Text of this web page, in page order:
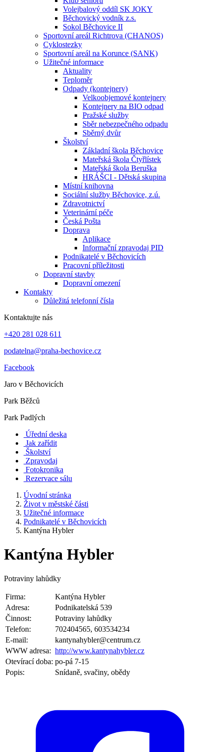
Volejbalový oddíl SK JOKY
Běchovický vodník z.s.
Sokol Běchovice II
Sportovní areál Richtrova (CHANOS)
Cyklostezky
Sportovní areál na Korunce (SANK)
Užitečné informace
Aktuality
Teploměr
Odpady (kontejnery)
Velkoobjemové kontejnery
Kontejnery na BIO odpad
Pražské služby
Sběr nebezpečného odpadu
Sběrný dvůr
Školství
Základní škola Běchovice
Mateřská škola Čtyřlístek
Mateřská škola Beruška
HRÁŠCI - Dětská skupina
Místní knihovna
Sociální služby Běchovice, z.ú.
Zdravotnictví
Veterinární péče
Česká Pošta
Doprava
Aplikace
Informační zpravodaj PID
Podnikatelé v Běchovicích
Pracovní příležitosti
Dopravní stavby
Dopravní omezení
Kontakty
Důležitá telefonní čísla
Kontaktujte nás
+420 281 028 611
podatelna@praha-bechovice.cz
Facebook
Jaro v Běchovicích
Park Běžců
Park Padlých
Úřední deska
Jak zařídit
Školství
Zpravodaj
Fotokronika
Rezervace sálu
Úvodní stránka
Život v městské části
Užitečné informace
Podnikatelé v Běchovicích
Kantýna Hybler
Kantýna Hybler
Potraviny lahůdky
Firma:
Kantýna Hybler
Adresa:
Podnikatelská 539
Činnost:
Potraviny lahůdky
Telefon:
702404565, 603534234
E-mail:
kantynahybler@centrum.cz
WWW adresa: http://www.kantynahybler.cz
Otevírací doba: po-pá 7-15
Popis:
Snídaně, svačiny, obědy